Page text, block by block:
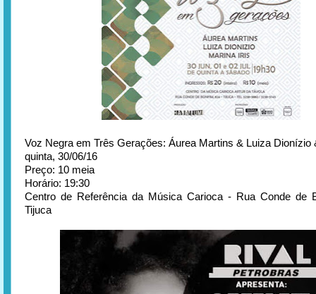
Voz Negra em Três Gerações: Áurea Martins & Luiza Dionízio
quinta, 30/06/16
Preço: 10 meia
Horário: 19:30
Centro de Referência da Música Carioca - Rua Conde de
Tijuca